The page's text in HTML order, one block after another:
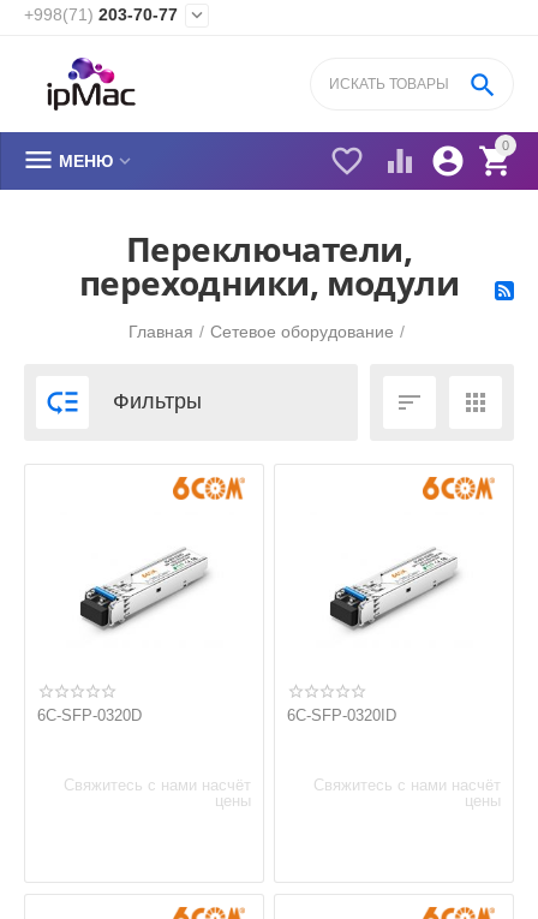
+998(71) 203-70-77 
0


 

 МЕНЮ 
Переключатели,
переходники, модули
Главная / Сетевое оборудование /
 Фильтры  
6C-SFP-0320D
Свяжитесь с нами насчёт
цены
6C-SFP-0320ID
Свяжитесь с нами насчёт
цены